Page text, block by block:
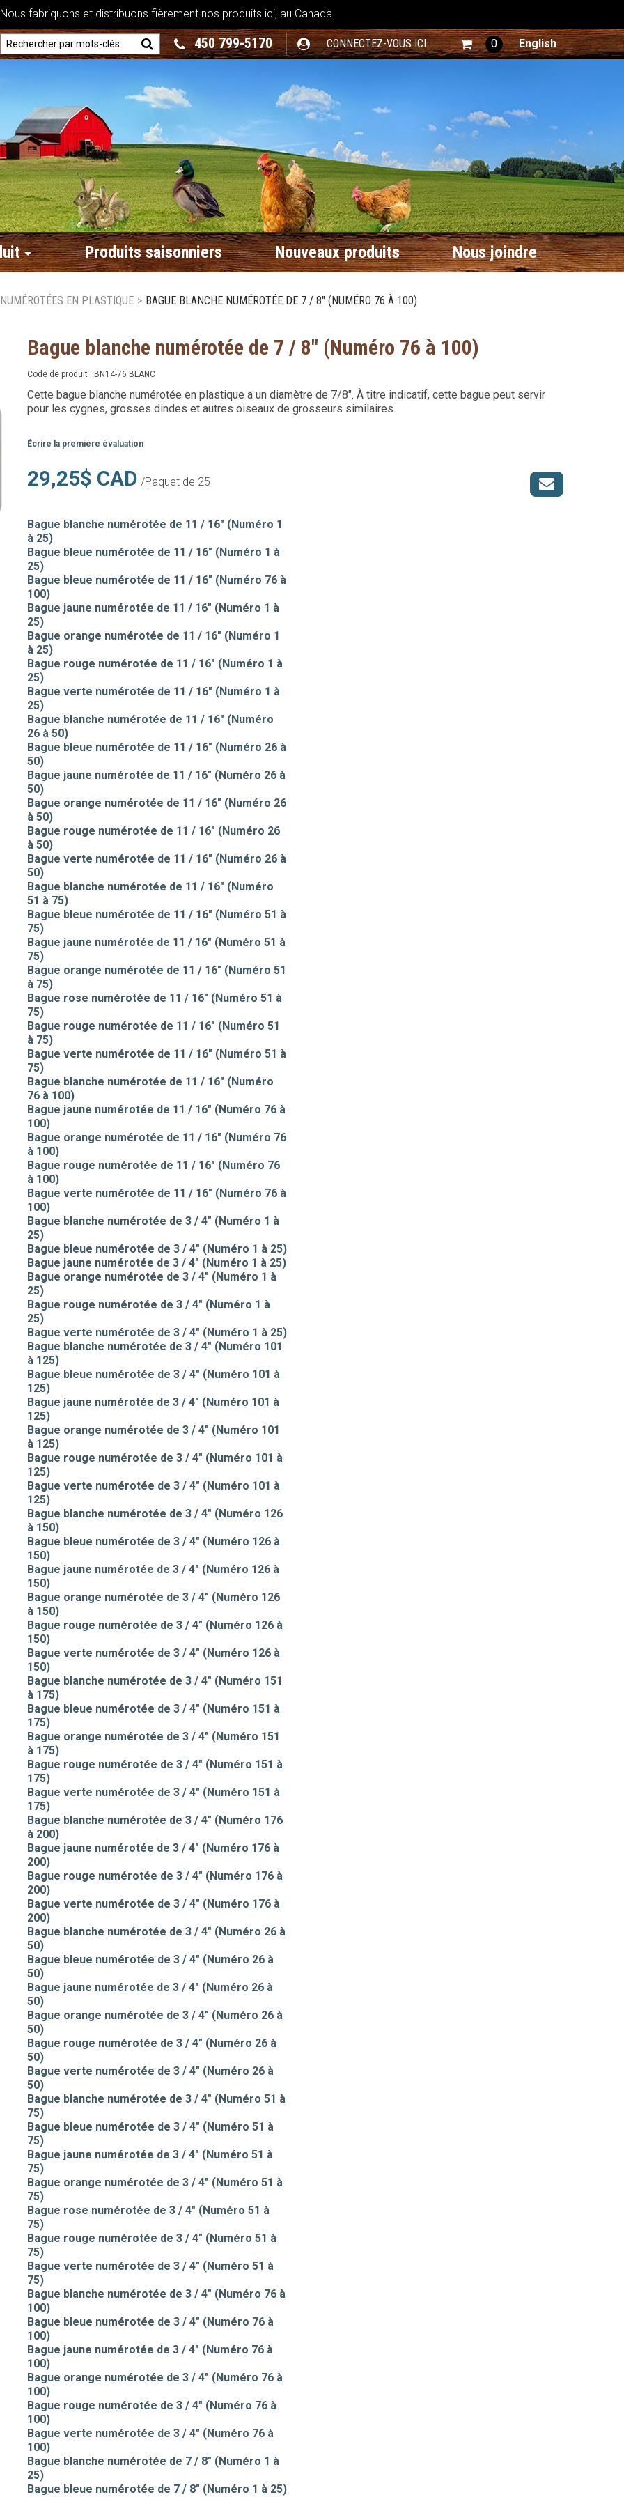
Nous fabriquons et distribuons fièrement nos produits ici, au Canada.
450 799-5170 CONNECTEZ-VOUS ICI 0 English
Produits saisonniers Nouveaux produits Nous joindre
EN PLASTIQUE > BAGUE BLANCHE NUMÉROTÉE DE 7 / 8" (NUMÉRO 76 À 100)
Bague blanche numérotée de 7 / 8" (Numéro 76 à 100)
Code de produit : BN14-76 BLANC
Cette bague blanche numérotée en plastique a un diamètre de 7/8". À titre indicatif, cette bague peut servir
pour les cygnes, grosses dindes et autres oiseaux de grosseurs similaires.
Écrire la première évaluation
29,25$ CAD /Paquet de 25
Bague blanche numérotée de 11 / 16" (Numéro 1
à 25)
Bague bleue numérotée de 11 / 16" (Numéro 1 à
25)
Bague bleue numérotée de 11 / 16" (Numéro 76 à
100)
Bague jaune numérotée de 11 / 16" (Numéro 1 à
25)
Bague orange numérotée de 11 / 16" (Numéro 1
à 25)
Bague rouge numérotée de 11 / 16" (Numéro 1 à
25)
Bague verte numérotée de 11 / 16" (Numéro 1 à
25)
Bague blanche numérotée de 11 / 16" (Numéro
26 à 50)
Bague bleue numérotée de 11 / 16" (Numéro 26 à
50)
Bague jaune numérotée de 11 / 16" (Numéro 26 à
50)
Bague orange numérotée de 11 / 16" (Numéro 26
à 50)
Bague rouge numérotée de 11 / 16" (Numéro 26
à 50)
Bague verte numérotée de 11 / 16" (Numéro 26 à
50)
Bague blanche numérotée de 11 / 16" (Numéro
51 à 75)
Bague bleue numérotée de 11 / 16" (Numéro 51 à
75)
Bague jaune numérotée de 11 / 16" (Numéro 51 à
75)
Bague orange numérotée de 11 / 16" (Numéro 51
à 75)
Bague rose numérotée de 11 / 16" (Numéro 51 à
75)
Bague rouge numérotée de 11 / 16" (Numéro 51
à 75)
Bague verte numérotée de 11 / 16" (Numéro 51 à
75)
Bague blanche numérotée de 11 / 16" (Numéro
76 à 100)
Bague jaune numérotée de 11 / 16" (Numéro 76 à
100)
Bague orange numérotée de 11 / 16" (Numéro 76
à 100)
Bague rouge numérotée de 11 / 16" (Numéro 76
à 100)
Bague verte numérotée de 11 / 16" (Numéro 76 à
100)
Bague blanche numérotée de 3 / 4" (Numéro 1 à
25)
Bague bleue numérotée de 3 / 4" (Numéro 1 à 25)
Bague jaune numérotée de 3 / 4" (Numéro 1 à 25)
Bague orange numérotée de 3 / 4" (Numéro 1 à
25)
Bague rouge numérotée de 3 / 4" (Numéro 1 à
25)
Bague verte numérotée de 3 / 4" (Numéro 1 à 25)
Bague blanche numérotée de 3 / 4" (Numéro 101
à 125)
Bague bleue numérotée de 3 / 4" (Numéro 101 à
125)
Bague jaune numérotée de 3 / 4" (Numéro 101 à
125)
Bague orange numérotée de 3 / 4" (Numéro 101
à 125)
Bague rouge numérotée de 3 / 4" (Numéro 101 à
125)
Bague verte numérotée de 3 / 4" (Numéro 101 à
125)
Bague blanche numérotée de 3 / 4" (Numéro 126
à 150)
Bague bleue numérotée de 3 / 4" (Numéro 126 à
150)
Bague jaune numérotée de 3 / 4" (Numéro 126 à
150)
Bague orange numérotée de 3 / 4" (Numéro 126
à 150)
Bague rouge numérotée de 3 / 4" (Numéro 126 à
150)
Bague verte numérotée de 3 / 4" (Numéro 126 à
150)
Bague blanche numérotée de 3 / 4" (Numéro 151
à 175)
Bague bleue numérotée de 3 / 4" (Numéro 151 à
175)
Bague orange numérotée de 3 / 4" (Numéro 151
à 175)
Bague rouge numérotée de 3 / 4" (Numéro 151 à
175)
Bague verte numérotée de 3 / 4" (Numéro 151 à
175)
Bague blanche numérotée de 3 / 4" (Numéro 176
à 200)
Bague jaune numérotée de 3 / 4" (Numéro 176 à
200)
Bague rouge numérotée de 3 / 4" (Numéro 176 à
200)
Bague verte numérotée de 3 / 4" (Numéro 176 à
200)
Bague blanche numérotée de 3 / 4" (Numéro 26 à
50)
Bague bleue numérotée de 3 / 4" (Numéro 26 à
50)
Bague jaune numérotée de 3 / 4" (Numéro 26 à
50)
Bague orange numérotée de 3 / 4" (Numéro 26 à
50)
Bague rouge numérotée de 3 / 4" (Numéro 26 à
50)
Bague verte numérotée de 3 / 4" (Numéro 26 à
50)
Bague blanche numérotée de 3 / 4" (Numéro 51 à
75)
Bague bleue numérotée de 3 / 4" (Numéro 51 à
75)
Bague jaune numérotée de 3 / 4" (Numéro 51 à
75)
Bague orange numérotée de 3 / 4" (Numéro 51 à
75)
Bague rose numérotée de 3 / 4" (Numéro 51 à
75)
Bague rouge numérotée de 3 / 4" (Numéro 51 à
75)
Bague verte numérotée de 3 / 4" (Numéro 51 à
75)
Bague blanche numérotée de 3 / 4" (Numéro 76 à
100)
Bague bleue numérotée de 3 / 4" (Numéro 76 à
100)
Bague jaune numérotée de 3 / 4" (Numéro 76 à
100)
Bague orange numérotée de 3 / 4" (Numéro 76 à
100)
Bague rouge numérotée de 3 / 4" (Numéro 76 à
100)
Bague verte numérotée de 3 / 4" (Numéro 76 à
100)
Bague blanche numérotée de 7 / 8" (Numéro 1 à
25)
Bague bleue numérotée de 7 / 8" (Numéro 1 à 25)